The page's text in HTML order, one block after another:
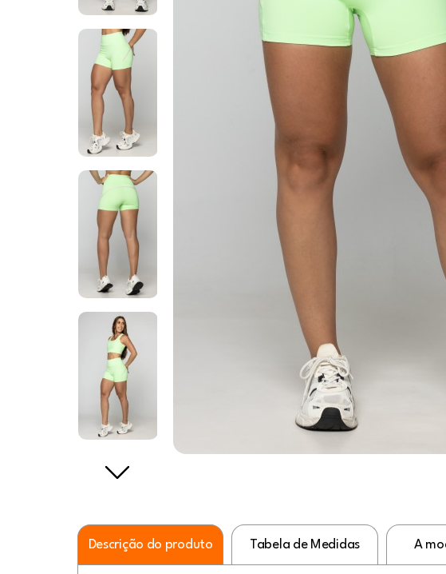
Descrição do produto Tabela de Medidas A